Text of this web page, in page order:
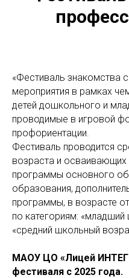
«Фестиваль знакомства
мероприятия в рамках
детей дошкольного и
проводимые в игровой
профориентации.
Фестиваль проводится
возраста и
программы основного
образования,
программы, в возрасте
по категориям:
«средний школьный
МАОУ ЦО «Лицей
фестиваля с 2025 года.